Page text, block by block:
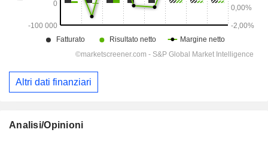
Altri dati finanziari
Analisi/Opinioni